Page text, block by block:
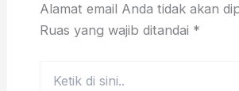
Alamat email Anda tidak akan
Ruas yang wajib ditandai *